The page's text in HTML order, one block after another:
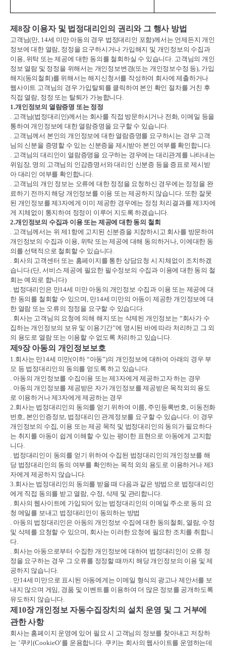
제 8장 이용자 및 법정대리인의 권리와 그 행사 방법
고객님(만, 14세 미만 아동의 경우 법정대리인 포함)께서는 언제든지 개인
정보에 대한 열람, 정정을 요구하시거나 가입해지 및 개인정보의 수집과
이용, 위탁 또는 제공에 대한 동의를 철회하실 수 있습니다. 고객님의 개인
정보 열람 및 정정을 위해서는 개인정보변경(또는 개인정보수정 등), 가입
해지(동의철회)를 위해서는 해지신청서를 작성하여 회사에 제출하거나
웹사이트 고객님의 경우 가입탈퇴를 클릭하여 본인 확인 절차를 거친 후
직접 열람, 정정 또는 탈퇴가 가능합니다.
1.개인정보의 열람증명 또는 정정
. 고객님(법정대리인)께서는 회사를 직접 방문하시거나 전화, 이메일 등을
통하여 개인정보에 대한 열람증명을 요구할 수 있습니다.
. 고객님께서 본인의 개인정보에 대한 열람증명를 요구하시는 경우 고객
님의 신분을 증명할 수 있는 신분증을 제시받아 본인 여부를 확인합니다.
. 고객님의 대리인이 열람증명을 요구하는 경우에는 대리관계를 나타내는
위임장, 명의 고객님의 인감증명서와 대리인 신분증 등을 증표로 제시받
아 대리인 여부를 확인합니다.
. 고객님의 개인 정보는 오류에 대한 정정을 요청하신 경우에는 정정을 완
료하기 전까지 해당 개인정보를 이용 또는 제공하지 않습니다. 또한 잘못
된 개인정보를 제3자에게 이미 제공한 경우에는 정정 처리결과를 제3자에
게 지체없이 통지하여 정정이 이루어 지도록 하겠습니다.
2.개인정보의 수집과 이용 또는 제공에 대한 동의 철회
. 고객님께서는 위 제 1항에 고지된 신분증을 지참하시고 회사를 방문하여
개인정보의 수집과 이용, 위탁 또는 제공에 대해 동의하거나, 이에대한 동
의를 선택적으로 철회할 수 있습니다.
. 회사의 고객센터 또는 홈페이지를 통한 상담요청 시 지체없이 조치하겠
습니다.(단,서비스 제공에 필요한 필수정보의 수집과 이용에 대한 동의 철
회는 예외로 합니다)
. 법정대리인은 만14세 미만 아동의 개인정보 수집과 이용 또는 제공에 대
한 동의를 철회할 수 있으며, 만14세 미만의 아동이 제공한 개인정보에 대
한 열람 또는 오류의 정정을 요구할 수 있습디다.
. 회사는 고객님의 요청에 의해 해지 또는 삭제된 개인정보는 “회사가 수
집하는 개인정보의 보유 및 이용기간”에 명시된 바에 따라 처리하고 그 외
의 용도로 열람 또는 이용할 수 없도록 처리하고 있습니다.
제 9장 아동의 개인정보보호
1.회사는 만14세 미만(이하 “아동”)의 개인정보에 대하여 아래의 경우 부
모 등 법정대리인의 동의를 얻도록 하고 있습니다.
. 아동의 개인정보를 수집이용 또는 제3자에게 제공하고자 하는 경우
. 아동의 개인정보를 제공받은 자가 개인정보를 제공받은 목적외의 용도
로 이용하거나 제3자에게 제공하는 경우
2.회사는 법정대리인의 동의를 얻기 위하여 이름, 주민등록번호, 이동전화
번호, 본인인증정보, 법정대리인 관계정보를 요구할 수 있습니다. 이 경우
개인정보의 수집, 이용 또는 제공 목적 및 법정대리인의 동의가 필요하다
는 취지를 아동이 쉽게 이해할 수 있는 평이한 표현으로 아동에게 고지합
니다.
. 법정대리인이 동의를 얻기 위하여 수집된 법정대리인의 개인정보를 해
당 법정대리인의 동의 여부를 확인하는 목적 외의 용도로 이용하거나 제3
자에게 제공하지 않습니다.
3.회사는 법정대리인의 동의를 받을 때 다음과 같은 방법으로 법정대리인
에게 직접 동의를 받고 열람, 수정, 삭제 및 관리합니다.
. 회사의 웹사이트에 가입되어 있는 법정대리인의 이메일 주소로 동의 요
청 메일를 보내고 법정대리인이 동의하는 방법
. 아동의 법정대리인은 아동의 개인정보 수집에 대한 동의철회, 열람, 수정
및 삭제를 요청할 수 있으며, 회사는 이러한 요청에 필요한 조치를 취합니
다.
. 회사는 아동으로부터 수집한 개인정보에 대하여 법정대리인이 오류 정
정을 요구하는 경우 그 오류를 정정할 때까지 해당 개인정보의 이용 및 제
공하지 않습니다.
. 만14세 미만으로 표시된 아동에게는 이메일 형식의 광고나 제안서를 보
내지 않으며 게임, 경품 및 이벤트를 이용하여 더 많은 정보를 공개하도록
유도하지 않습니다.
제 10장 개인정보 자동수집장치의 설치 운영 및 그 거부에
관한 사항
회사는 홈페이지 운영에 있어 필요 시 고객님의 정보를 찾아내고 저장하
는 ’쿠키(CookieO’를 운용합니다. 쿠키는 회사의 웹사이트를 운영하는데